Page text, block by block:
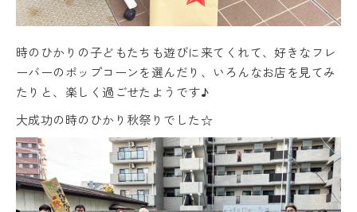
時のひかりの子どもたちも遊びに来てくれて、好きなフレ
ーバーのポップコーンを選んだり、いろんなお店を見てみ
たりと、楽しく過ごせたようです♪
大成功の時のひかり秋祭りでした☆